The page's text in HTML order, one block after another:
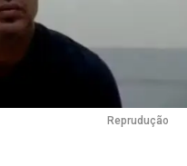
Reprudução